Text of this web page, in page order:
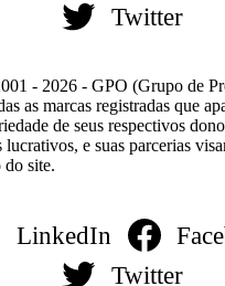
Twitter
- 2026 - GPO (Grupo de
as marcas registradas que
de seus respectivos
lucrativos, e suas parcerias
do site.
LinkedIn
Twitter